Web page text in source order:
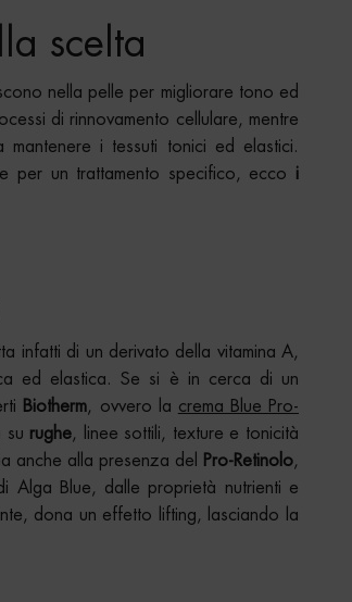
scelta
nella pelle per migliorare tono ed
di rinnovamento cellulare, mentre
i tessuti tonici ed elastici.
per un trattamento specifico, ecco i
infatti di un derivato della vitamina A,
ed elastica. Se si è in cerca di un
Biotherm, ovvero la crema Blue Pro-
su rughe, linee sottili, texture e tonicità
anche alla presenza del
Pro-Retinolo,
Alga Blue, dalle proprietà nutrienti e
dona un effetto lifting, lasciando la